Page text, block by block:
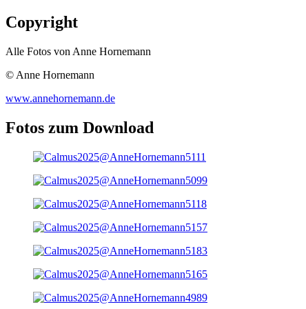
Copyright
Alle Fotos von Anne Hornemann
© Anne Hornemann
www.annehornemann.de
Fotos zum Download